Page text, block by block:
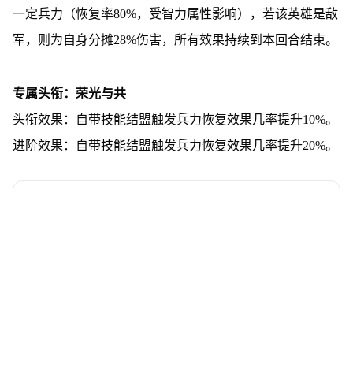
一定兵力（恢复率80%，受智力属性影响），若该英雄是敌
军，则为自身分摊28%伤害，所有效果持续到本回合结束。
专属头衔：荣光与共
头衔效果：自带技能结盟触发兵力恢复效果几率提升10%。
进阶效果：自带技能结盟触发兵力恢复效果几率提升20%。